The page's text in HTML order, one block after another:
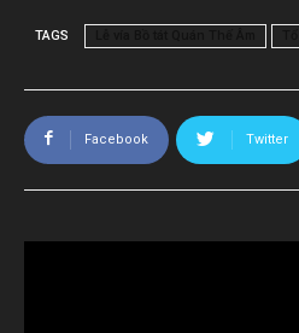
TAGS
Facebook Twitter